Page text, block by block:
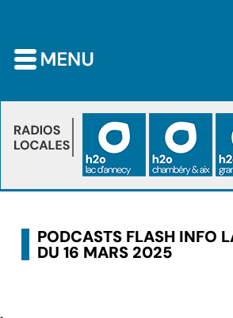
PODCASTS FLASH INFO
DU 16 MARS 2025